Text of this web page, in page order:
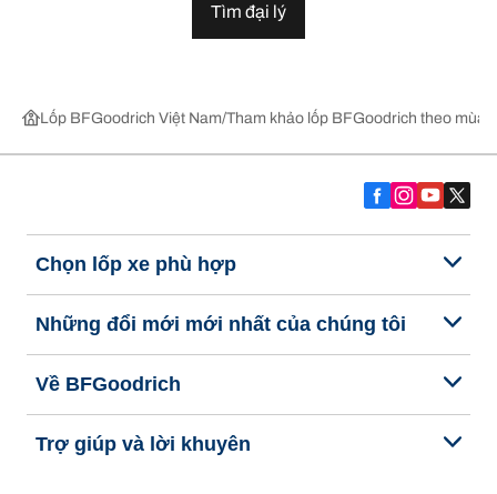
Tìm đại lý
Lốp BFGoodrich Việt Nam Tham khảo lốp BFGoodrich theo
Chọn lốp xe phù hợp
Những đổi mới mới nhất của chúng tôi
Về BFGoodrich
Trợ giúp và lời khuyên